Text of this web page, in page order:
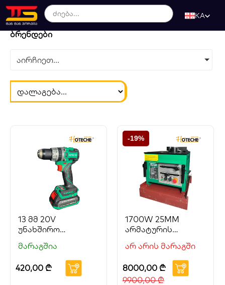
KA
ბრენდები
აირჩიეთ...
13 მმ 20V
უნახშირო
უსადენო საბურღი
მარაგშია
420,00 ₾
-19%
1700W 25MM
არმატურის
HOTECHE
არ არის მარაგში
8000,00 ₾
9900,00₾